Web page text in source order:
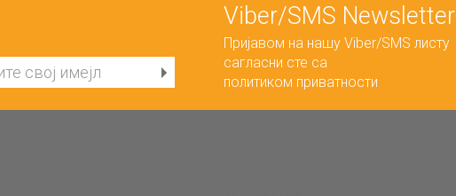
Viber/SMS Newsletter
Пријавом на нашу Viber/SMS листу
сагласни сте са
политиком приватности